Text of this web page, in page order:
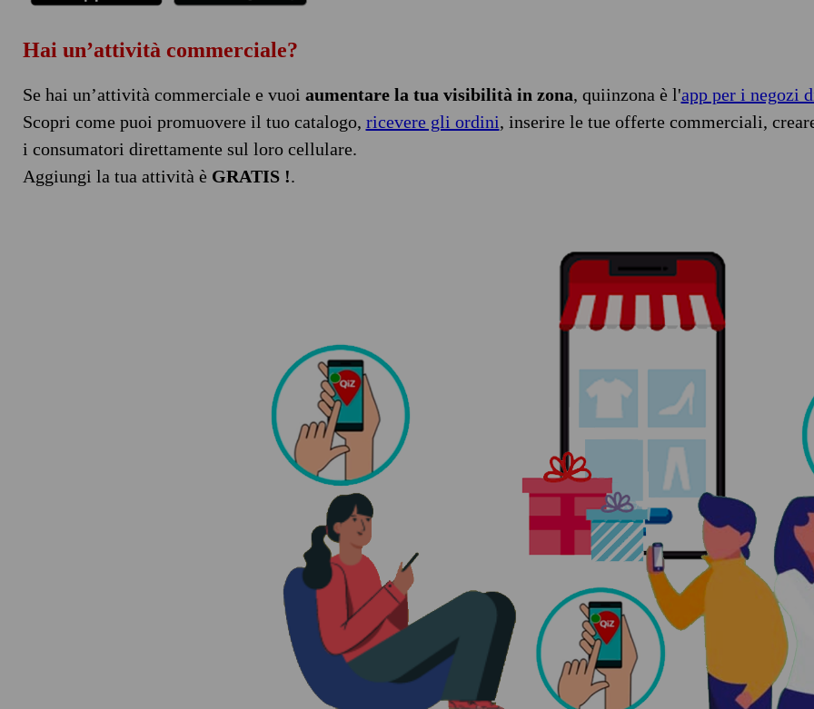
Hai un’attività commerciale?
Se hai un’attività commerciale e vuoi aumentare la tua visibilità in zona, quiinzona è l'app per i negozi
Scopri come puoi promuovere il tuo catalogo, ricevere gli ordini, inserire le tue offerte commerciali,
i consumatori direttamente sul loro cellulare.
Aggiungi la tua attività è GRATIS !.